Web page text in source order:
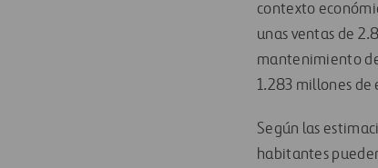
contexto
unas ventas de
mantenimiento
1.283 millones de
Según las
habitantes